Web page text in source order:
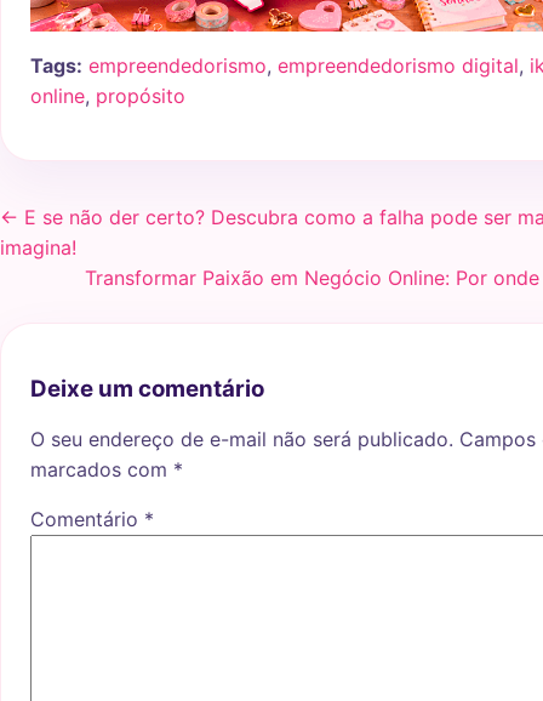
Tags: empreendedorismo, empreendedorismo digital,
online, propósito
← E se não der certo? Descubra como a falha pode ser
imagina!
Transformar Paixão em Negócio Online: Por
Deixe um comentário
O seu endereço de e-mail não será publicado.
marcados com *
Comentário *